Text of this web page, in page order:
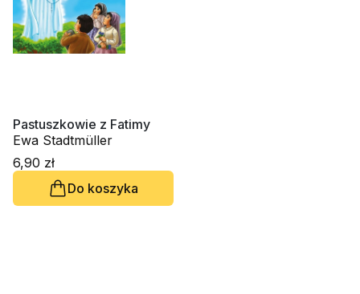
Pastuszkowie z Fatimy
Ewa Stadtmüller
6,90 zł
Do koszyka